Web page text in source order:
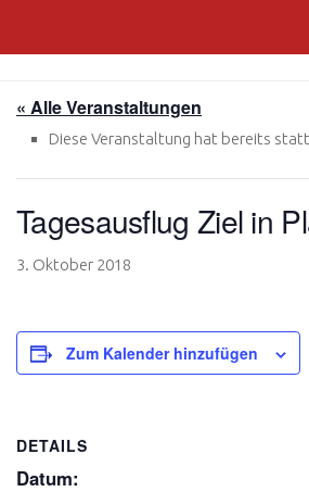
« Alle Veranstaltungen
Diese Veranstaltung hat bereits
Tagesausflug Ziel in
3. Oktober 2018
Zum Kalender hinzufügen
DETAILS
Datum: